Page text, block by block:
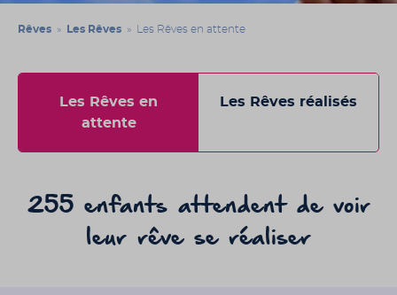
Rêves » Les Rêves » Les Rêves en attente
Les Rêves en
attente
Les Rêves réalisés
255 enfants attendent de voir
leur rêve se réaliser